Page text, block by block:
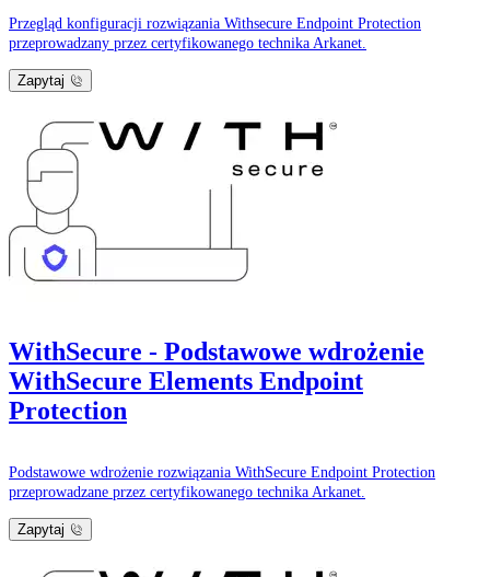
Przegląd konfiguracji rozwiązania Withsecure Endpoint Protection
przeprowadzany przez certyfikowanego technika Arkanet.
Zapytaj
WithSecure - Podstawowe wdrożenie
WithSecure Elements Endpoint
Protection
Podstawowe wdrożenie rozwiązania WithSecure Endpoint Protection
przeprowadzane przez certyfikowanego technika Arkanet.
Zapytaj